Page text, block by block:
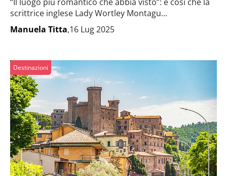
scrittrice inglese Lady Wortley Montagu...
Manuela Titta,16 Lug 2025
Destinazioni